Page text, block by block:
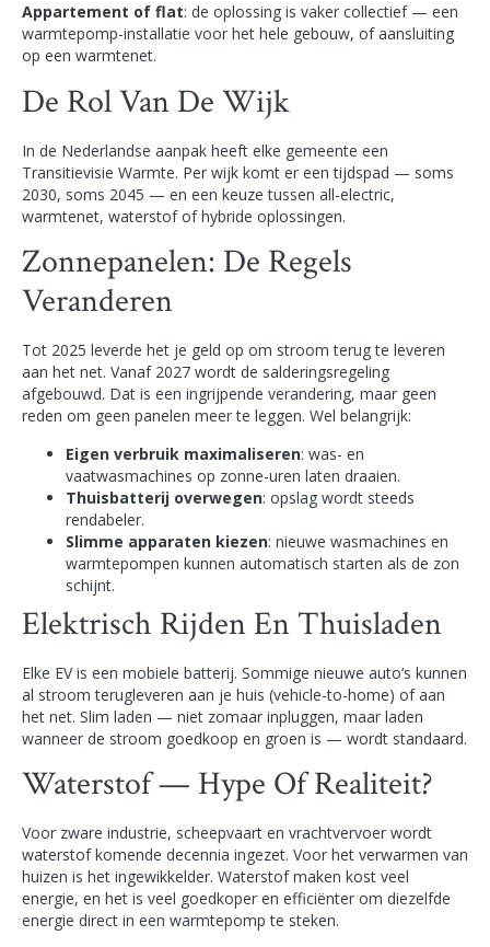
Appartement of flat: de oplossing is vaker collectief — een
warmtepomp-installatie voor het hele gebouw, of aansluiting
op een warmtenet.
De Rol Van De Wijk
In de Nederlandse aanpak heeft elke gemeente een
Transitievisie Warmte. Per wijk komt er een tijdspad — soms
2030, soms 2045 — en een keuze tussen all-electric,
warmtenet, waterstof of hybride oplossingen.
Zonnepanelen: De Regels
Veranderen
Tot 2025 leverde het je geld op om stroom terug te leveren
aan het net. Vanaf 2027 wordt de salderingsregeling
afgebouwd. Dat is een ingrijpende verandering, maar geen
reden om geen panelen meer te leggen. Wel belangrijk:
Eigen verbruik maximaliseren: was- en
vaatwasmachines op zonne-uren laten draaien.
Thuisbatterij overwegen: opslag wordt steeds
rendabeler.
Slimme apparaten kiezen: nieuwe wasmachines en
warmtepompen kunnen automatisch starten als de zon
schijnt.
Elektrisch Rijden En Thuisladen
Elke EV is een mobiele batterij. Sommige nieuwe auto’s kunnen
al stroom terugleveren aan je huis (vehicle-to-home) of aan
het net. Slim laden — niet zomaar inpluggen, maar laden
wanneer de stroom goedkoop en groen is — wordt standaard.
Waterstof — Hype Of Realiteit?
Voor zware industrie, scheepvaart en vrachtvervoer wordt
waterstof komende decennia ingezet. Voor het verwarmen van
huizen is het ingewikkelder. Waterstof maken kost veel
energie, en het is veel goedkoper en efficiënter om diezelfde
energie direct in een warmtepomp te steken.